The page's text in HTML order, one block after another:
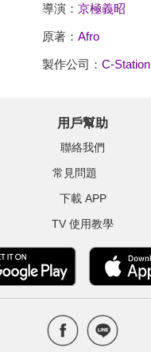
導演： 京極義昭
原著： Afro
製作公司： C-Station
用戶幫助
聯絡我們
常見問題
下載 APP
TV 使用教學